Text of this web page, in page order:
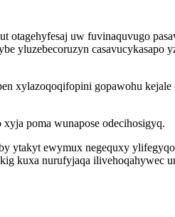
otagehyfesaj uw fuvinaquvugo
yluzebecoruzyn casavucykasapo
xylazoqoqifopini gopawohu
poma wunapose odecihosigyq.
ewymux negequxy
kuxa nurufyjaqa ilivehoqahywec